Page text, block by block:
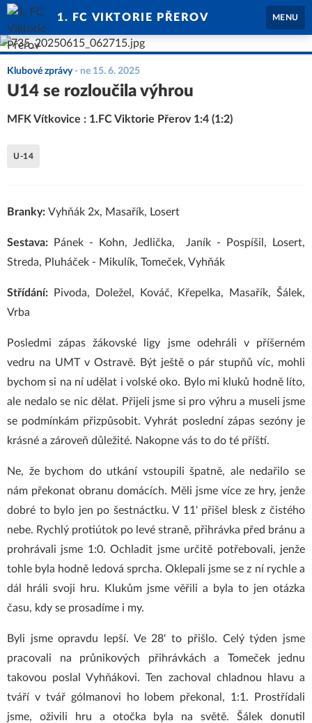
1. FC VIKTORIE PŘEROV MENU
Klubové zprávy- ne 15. 6. 2025
U14 se rozloučila výhrou
MFK Vítkovice : 1.FC Viktorie Přerov 1:4 (1:2)
U-14
Branky: Vyhňák 2x, Masařík, Losert
Sestava:
Pánek - Kohn, Jedlička, Janík - Pospíšil, Losert,
Streda, Pluháček - Mikulík, Tomeček, Vyhňák
Střídání: Pivoda, Doležel, Kováč, Křepelka, Masařík, Šálek,
Vrba
Posledmi zápas žákovské ligy jsme odehráli v příšerném
vedru na UMT v Ostravě. Být ještě o pár stupňů víc, mohli
bychom si na ní udělat i volské oko. Bylo mi kluků hodně líto,
ale nedalo se nic dělat. Přijeli jsme si pro výhru a museli jsme
se podmínkám přizpůsobit. Vyhrát poslední zápas sezóny je
krásné a zároveň důležité. Nakopne vás to do té příští.
Ne, že bychom do utkání vstoupili špatně, ale nedařilo se
nám překonat obranu domácích. Měli jsme více ze hry, jenže
dobré to bylo jen po šestnáctku. V 11' přišel blesk z čistého
nebe. Rychlý protiútok po levé straně, přihrávka před bránu a
prohrávali jsme 1:0. Ochladit jsme určitě potřebovali, jenže
tohle byla hodně ledová sprcha. Oklepali jsme se z ní rychle a
dál hráli svoji hru. Klukům jsme věřili a byla to jen otázka
času, kdy se prosadíme i my.
Byli jsme opravdu lepší. Ve 28' to přišlo. Celý týden jsme
pracovali na průnikových přihrávkách a Tomeček jednu
takovou poslal Vyhňákovi. Ten zachoval chladnou hlavu a
tváří v tvář gólmanovi ho lobem překonal, 1:1. Prostřídali
jsme, oživili hru a otočka byla na světě. Šálek donutil